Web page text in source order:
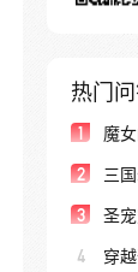
热门
1 魔
2 三
3 圣
4 穿